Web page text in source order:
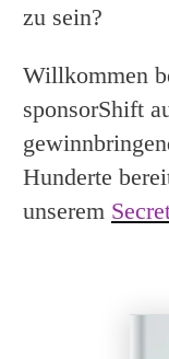
zu sein?
Willkommen
sponsorShift
Hunderte
unserem